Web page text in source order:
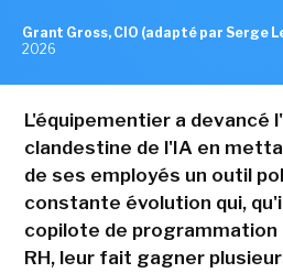
Grant Gross, CIO (adapté par Serge
2026
L'équipementier a devancé
clandestine de l'IA en
de ses employés un outil
constante évolution qui,
copilote de programmation
RH, leur fait gagner